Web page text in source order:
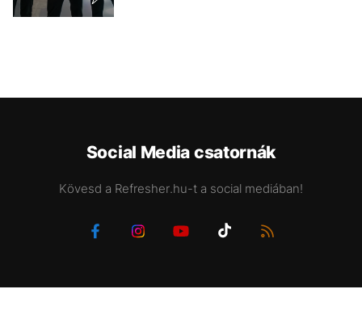
Social Media csatornák
Kövesd a Refresher.hu-t a social mediában!